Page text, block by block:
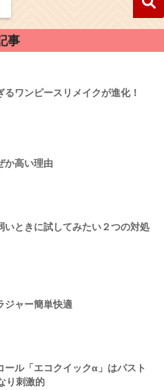
事
るワンピースリメイクが進化！
か高い理由
いときに試してみたい２つの対処
ジャー簡単快適
ール「エコクイックα」はパスト
り刺激的